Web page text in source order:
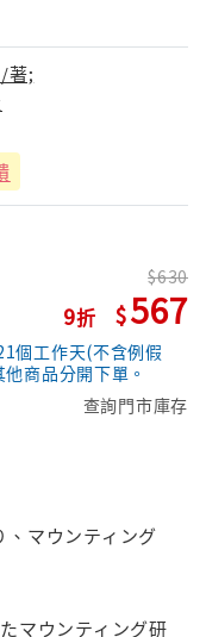
著;
9
630
567
個工作天(不含例假
商品分開下單。
查詢門市庫存
、マウンティング
マウンティング研